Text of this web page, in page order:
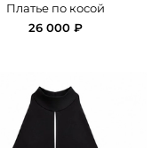
Платье по косой
26 000 ₽